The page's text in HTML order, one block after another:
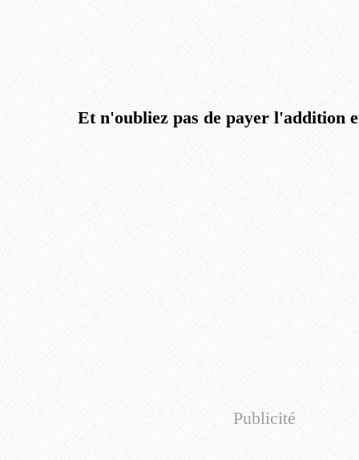
Et n'oubliez pas de payer l'addition
Publicité